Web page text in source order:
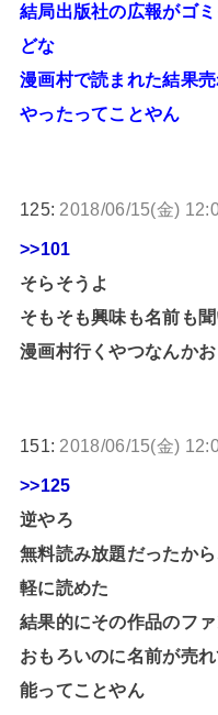
結局出版社の広報がゴ
どな
漫画村で読まれた結果
やったってことやん
125: 2018/06/15(金)
>>101
そらそうよ
そもそも興味も名前も
漫画村行くやつなんか
151: 2018/06/15(金)
>>125
逆やろ
無料読み放題だったか
軽に読めた
結果的にその作品のフ
おもろいのに名前が売
能ってことやん